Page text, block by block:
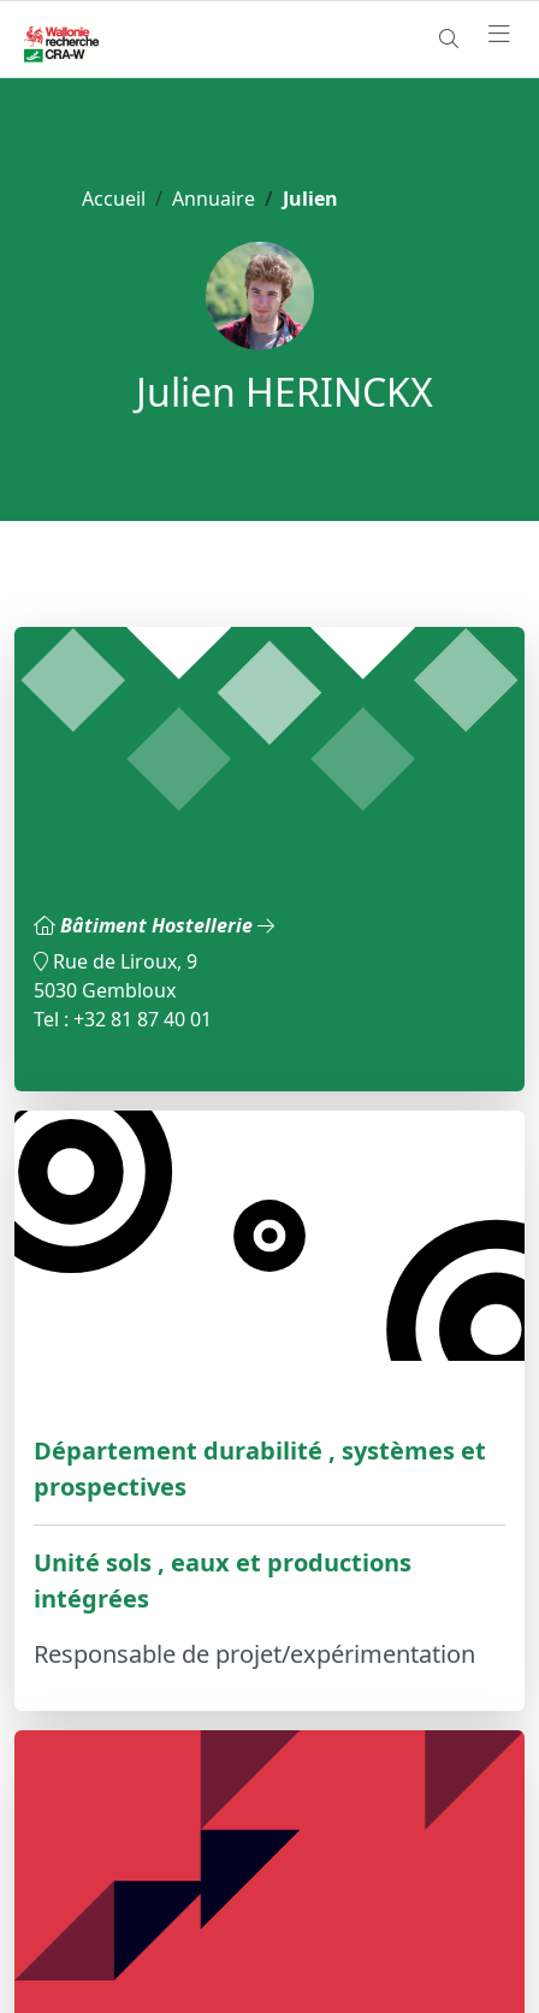
Accueil Annuaire Julien
Julien HERINCKX
Bâtiment Hostellerie
Rue de Liroux, 9
5030 Gembloux
Tel : +32 81 87 40 01
Département durabilité , systèmes et
prospectives
Unité sols , eaux et productions
intégrées
Responsable de projet/expérimentation